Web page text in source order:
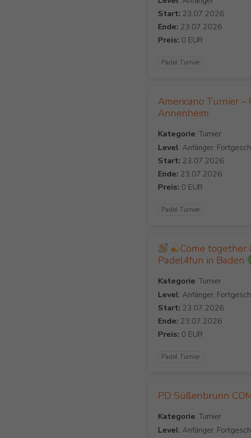
Start:
Ende:
Preis:
Padel Turnier
Americano Turnier –
Annenheim
Kategorie
Level: Anfänger,
Start:
Ende:
Preis:
Padel Turnier
Come together
Padel4fun in Baden
Kategorie
Level: Anfänger,
Start:
Ende:
Preis:
Padel Turnier
PD Süßenbrunn
Kategorie
Level: Anfänger,